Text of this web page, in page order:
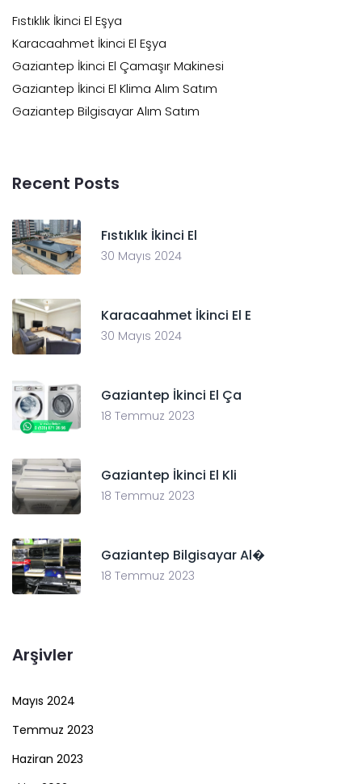
Fıstıklık İkinci El Eşya
Karacaahmet İkinci El Eşya
Gaziantep İkinci El Çamaşır Makinesi
Gaziantep İkinci El Klima Alım Satım
Gaziantep Bilgisayar Alım Satım
Recent Posts
Fıstıklık İkinci El
30 Mayıs 2024
Karacaahmet İkinci El E
30 Mayıs 2024
Gaziantep İkinci El Ça
18 Temmuz 2023
Gaziantep İkinci El Kli
18 Temmuz 2023
Gaziantep Bilgisayar Al�
18 Temmuz 2023
Arşivler
Mayıs 2024
Temmuz 2023
Haziran 2023